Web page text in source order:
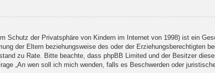
Schutz der Privatsphäre von Kindern im Internet von 1998) ist ein
der Eltern beziehungsweise des oder der Erziehungsberechtigten
zu Rate. Bitte beachte, dass phpBB Limited und der Besitzer
„An wen soll ich mich wenden, falls es Beschwerden oder